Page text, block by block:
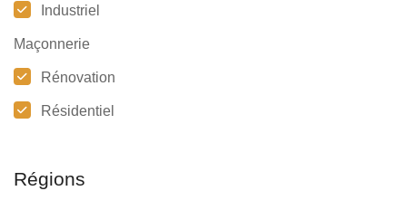
Industriel
Maçonnerie
Rénovation
Résidentiel
Régions